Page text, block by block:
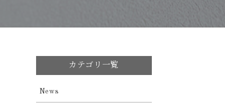
カテゴリ一覧
News